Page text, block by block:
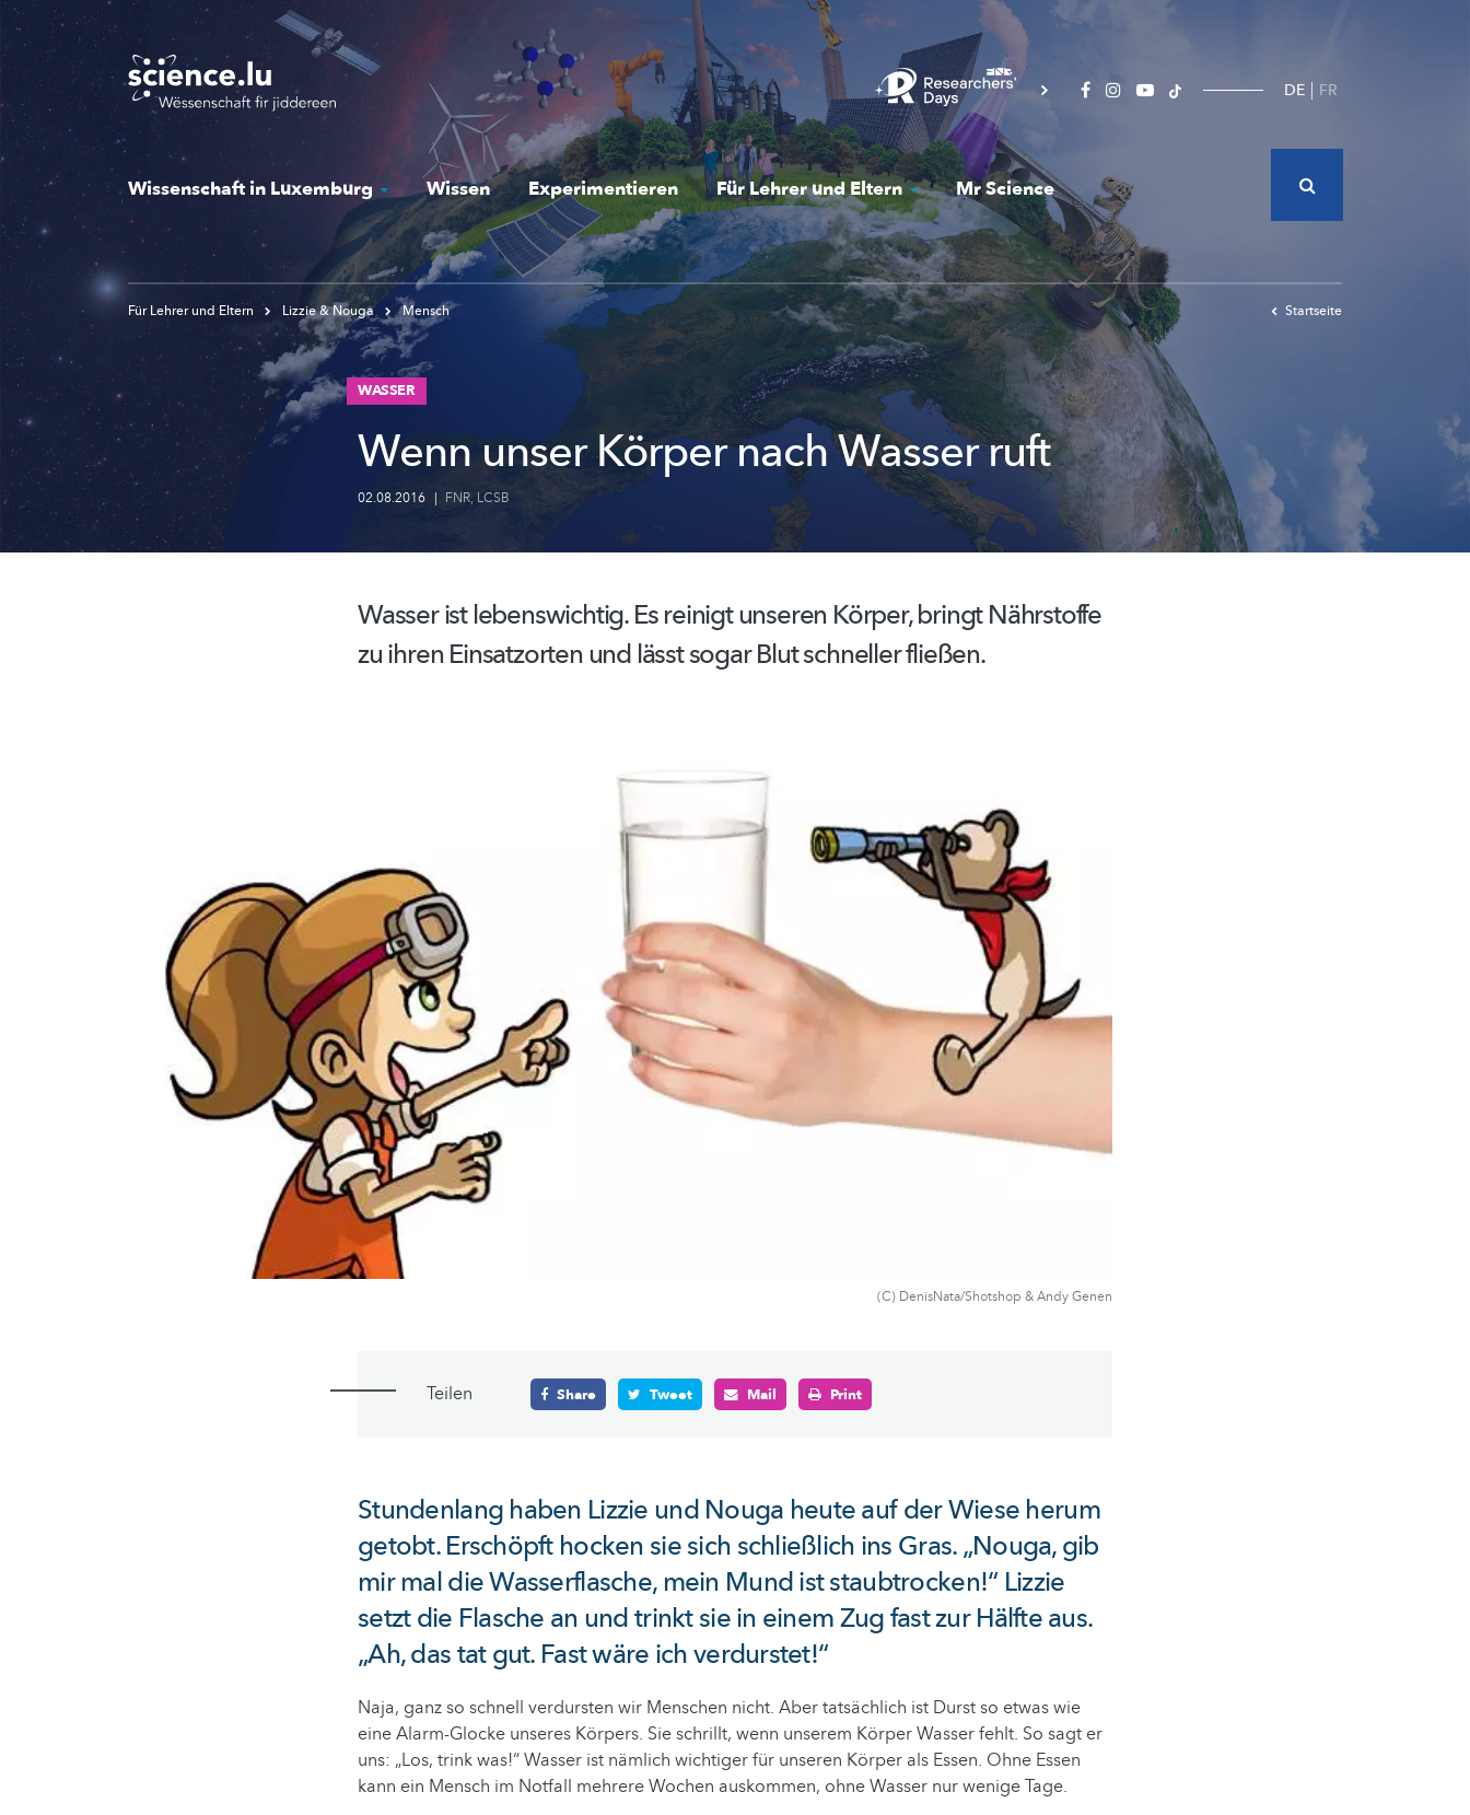
Skip
to
main
content
DE FR
Wissenschaft in Luxemburg Wissen Experimentieren Für Lehrer und Eltern Mr Science
Für Lehrer und Eltern Lizzie & Nouga Mensch Startseite
WASSER
Wenn unser Körper nach Wasser ruft
02.08.2016 | FNR, LCSB
Wasser istlebenswichtig.Es reinigt unseren Körper, bringt Nährstoffe
zu ihren Einsatzorten und lässt sogar Blut schneller fließen.
(C) DenisNata/Shotshop & Andy Genen
Teilen Share Tweet Mail Print
Stundenlang haben Lizzie und Nouga heute auf der Wiese herum
getobt. Erschöpft hocken sie sich schließlich ins Gras. „Nouga, gib
mir mal die Wasserflasche, mein Mund ist staubtrocken!“ Lizzie
setzt die Flasche an und trinkt sie in einem Zug fast zur Hälfte aus.
„Ah, das tat gut. Fast wäre ich verdurstet!“
Naja, ganz so schnell verdursten wir Menschen nicht. Aber tatsächlich ist Durst so etwas wie
eine Alarm-Glocke unseres Körpers. Sie schrillt, wenn unserem Körper Wasser fehlt. So sagt er
uns: „Los, trink was!“ Wasser ist nämlich wichtiger für unseren Körper als Essen. Ohne Essen
kann ein Mensch im Notfall mehrere Wochen auskommen, ohne Wasser nur wenige Tage.